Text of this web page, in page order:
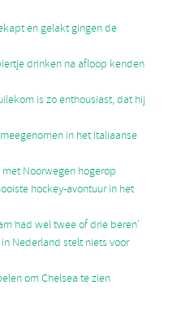
en gelakt gingen de
drinken na afloop kenden
is zo enthousiast, dat hij
in het Italiaanse
Noorwegen hogerop
hockey-avontuur in het
had wel twee of drie beren’
in Nederland stelt niets voor
om Chelsea te zien